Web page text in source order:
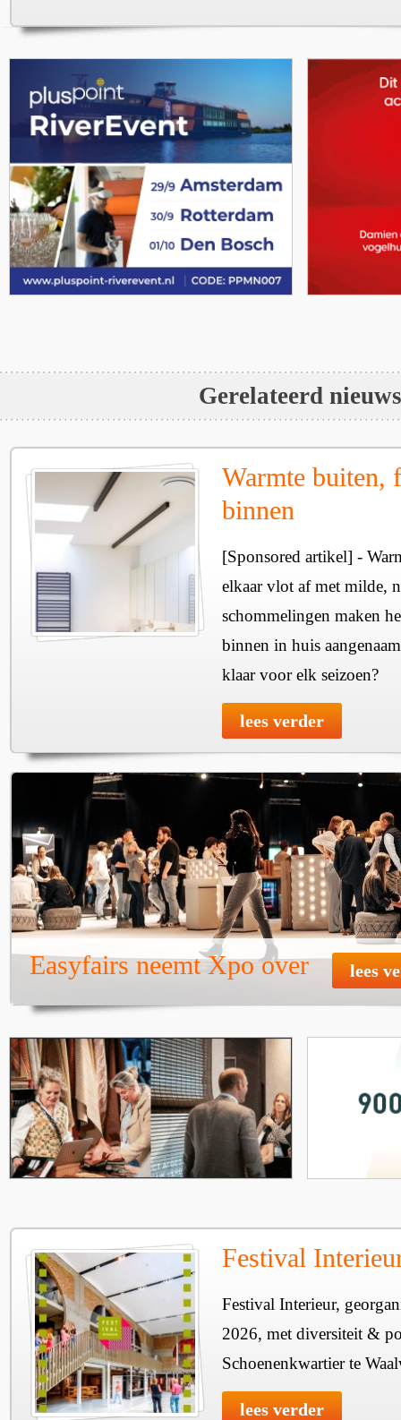
Gerelateerd nieuws
Warmte buiten,
binnen
[Sponsored artikel] -
elkaar vlot af met milde,
schommelingen maken
binnen in huis
klaar voor elk seizoen?
lees verder
Easyfairs neemt Xpo over lees
Festival
Festival Interieur,
2026, met diversiteit &
Schoenenkwartier te
lees verder